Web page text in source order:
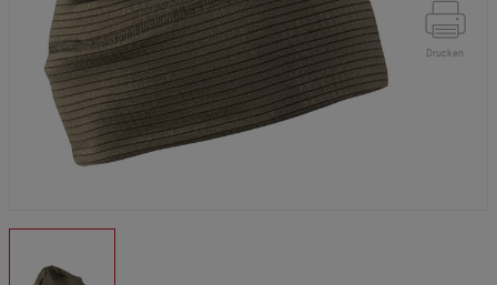
Drucken